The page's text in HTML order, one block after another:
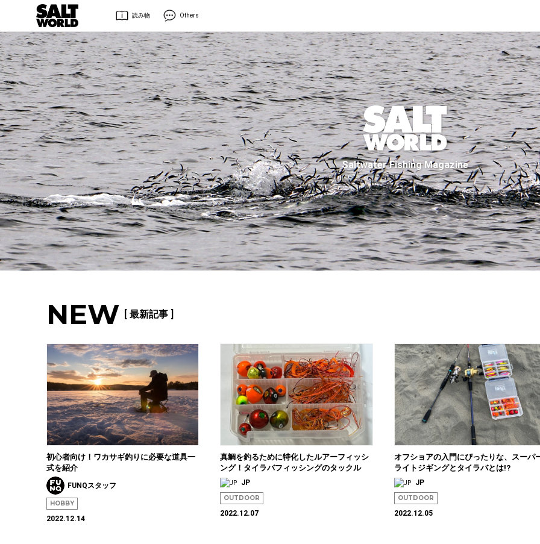
読み物 Others
Saltwater Fishing Magazine
NEW [ 最新記事 ]
初心者向け！ワカサギ釣りに必要な道具一
式を紹介
FUNQスタッフ
HOBBY
2022.12.14
真鯛を釣るために特化したルアーフィッシ
ング！タイラバフィッシングのタックル
JP
OUTDOOR
2022.12.07
オフショアの入門にぴったりな、スーパ
ライトジギングとタイラバとは!?
JP
OUTDOOR
2022.12.05